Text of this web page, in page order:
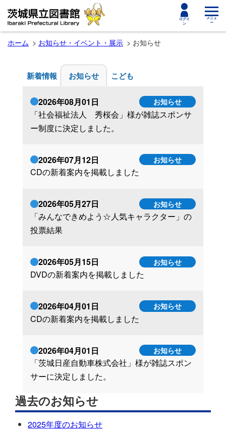
ログイ
ン
toggle
メニュ
ー
ホーム お知らせ・イベント・展示 お知らせ
新着情報 お知らせ こども
2026年08月01日 お知らせ
「社会福祉法人 秀桜会」様が雑誌スポンサ
ー制度に決定しました。
2026年07月12日 お知らせ
CDの新着案内を掲載しました
2026年05月27日 お知らせ
「みんなできめよう☆人気キャラクター」の
投票結果
2026年05月15日 お知らせ
DVDの新着案内を掲載しました
2026年04月01日 お知らせ
CDの新着案内を掲載しました
2026年04月01日 お知らせ
「茨城日産自動車株式会社」様が雑誌スポン
サーに決定しました。
過去のお知らせ
2025年度のお知らせ